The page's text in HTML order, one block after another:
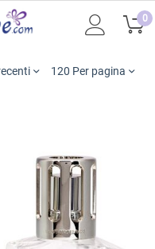
0
120 Per pagina